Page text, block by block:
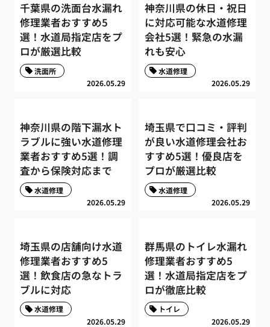
千葉県の洗面台水漏れ
修理業者おすすめ5
選！水道局指定店をプ
ロが厳選比較
2026.05.29
洗面所
神奈川県の休日・祝日
に対応可能な水道修理
会社5選！緊急の水漏
れも安心
2026.05.29
水道修理
神奈川県の階下漏水ト
ラブルに強い水道修理
業者おすすめ5選！調
査から保険対応まで
2026.05.29
水道修理
埼玉県で口コミ・評判
が良い水道修理会社お
すすめ5選！優良店を
プロが厳選比較
2026.05.29
水道修理
埼玉県の店舗向け水道
修理業者おすすめ5
選！飲食店の急なトラ
ブルに対応
2026.05.29
水道修理
群馬県のトイレ水漏れ
修理業者おすすめ5
選！水道局指定店をプ
ロが徹底比較
2026.05.29
トイレ